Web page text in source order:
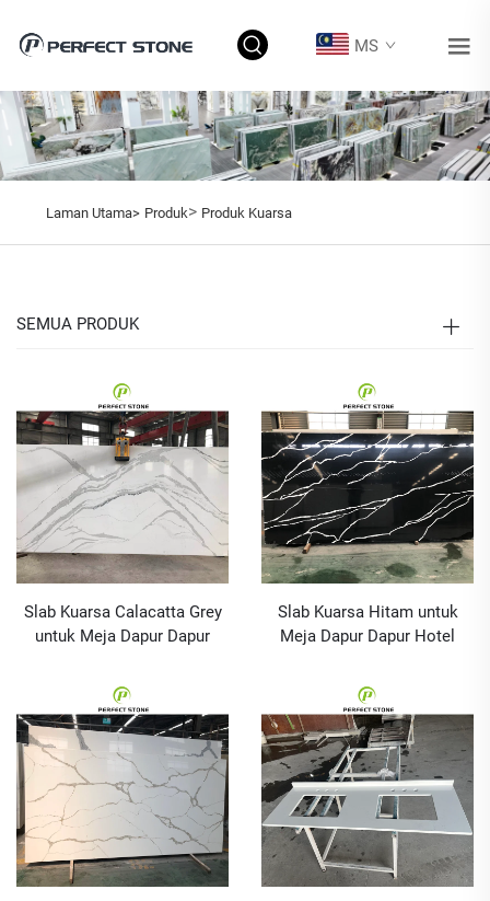
MS
Laman Utama> Produk> Produk Kuarsa
SEMUA PRODUK
Slab Kuarsa Calacatta Grey
untuk Meja Dapur Dapur
Lembaran
Slab Kuarsa Hitam untuk
Meja Dapur Dapur Hotel
Buatan